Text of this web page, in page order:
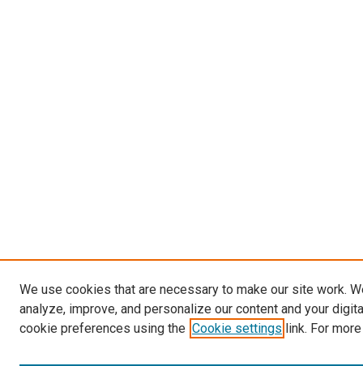
We use cookies that are necessary to make our site work.
analyze, improve, and personalize our content and your
cookie preferences using the Cookie settings link. For